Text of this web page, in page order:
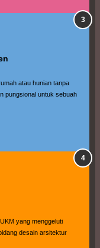
atau hunian tanpa
pungsional untuk sebuah
yang menggeluti
desain arsitektur